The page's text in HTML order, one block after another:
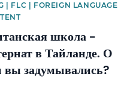
| FLC | FOREIGN LANGUAGE
школа -
в Тайланде. О
вы задумывались?